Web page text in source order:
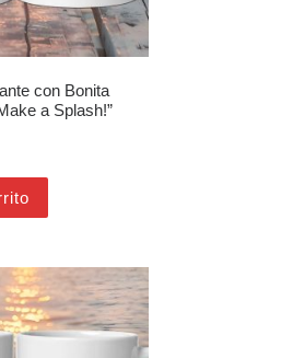
con Bonita
a Splash!”